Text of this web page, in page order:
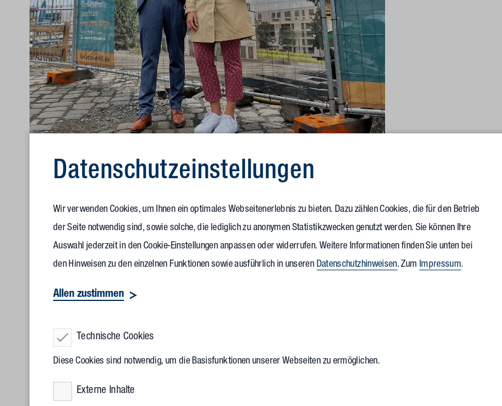
Peter Kadur, Geschäftsführer der KADUR Gruppe, zusammen mit Jutta Kraft, Gesellschafterin und
Das Projekt wurde von derKADUR Gruppeentwickelt und wird gemeinsam mit Vollack geplant und gebaut. Frank
Bornemann, Geschäftsführer Vollack Ost: „Wir haben uns durch verschiedene erfolgreiche Projekte und Kooperationen
kennen und schätzen gelernt und ergänzen uns prima.“ Bereits Mitte 2024 soll eines der modernsten Gesundheitszentren
Sachsens öffnen. Das nachhaltige und energieeffiziente Gebäude wird im KfW-Effizienzhaus-Standard 40 erstellt, das
5.000 Quadratmetern garantieren den jeweiligen Mietern individuelle Raumaufteilungen mit einer Flächengröße von 160
bis rund 750 Quadratmetern. 70 Prozent der Flächen sind bereits vermietet.
Ankermieter wirdComcura Intensiv
Datenschutz­einstellungen
Wir verwenden Cookies, um Ihnen ein optimales Webseitenerlebnis zu bieten. Dazu zählen Cookies, die für den Betrieb
der Seite notwendig sind, sowie solche, die lediglich zu anonymen Statistikzwecken genutzt werden. Sie können Ihre
Auswahl jederzeit in den Cookie-Einstellungen anpassen oder widerrufen. Weitere Informationen finden Sie unten bei
den Hinweisen zu den einzelnen Funktionen sowie ausführlich in unseren Datenschutzhinweisen. Zum Impressum.
Allen zustimmen
Technische Cookies
Diese Cookies sind notwendig, um die Basisfunktionen unserer Webseiten zu ermöglichen.
Externe Inhalte